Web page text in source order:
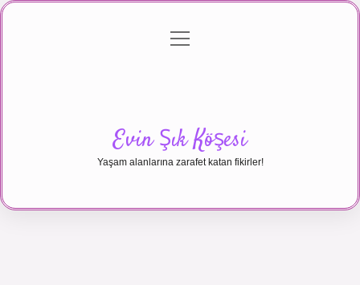
Gizlilik Politikası
menüyü
Evin Şık Köşesi
Yaşam alanlarına zarafet katan fikirler!